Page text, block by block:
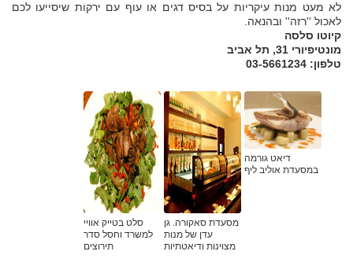
לא מעט מנות עיקריות על בסיס דגים או עוף עם ירקות שיסייעו לכם
לאכול ''רזה'' ובהנאה.
קיוטו סלסה
מונטיפיורי 31, תל אביב
טלפון: 03-5661234
דיאט גורמה
במסעדת אוליב ליף
מסעדת סאקורה. גן
עדן של מנות
מצוינות ודיאטתיות
סלט בטייק אוויי
למשרד וחסל סדר
תירוצים